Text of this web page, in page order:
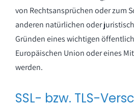
von Rechtsansprüchen oder zum
anderen natürlichen oder
Gründen eines wichtigen
Europäischen Union oder eines
werden.
SSL- bzw. TLS-